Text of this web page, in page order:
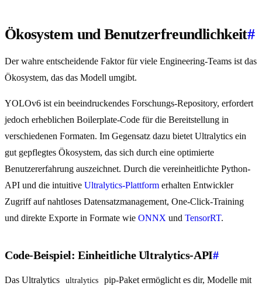
Ökosystem und Benutzerfreundlichkeit#
Der wahre entscheidende Faktor für viele Engineering-Teams ist das
Ökosystem, das das Modell umgibt.
YOLOv6 ist ein beeindruckendes Forschungs-Repository, erfordert
jedoch erheblichen Boilerplate-Code für die Bereitstellung in
verschiedenen Formaten. Im Gegensatz dazu bietet Ultralytics ein
gut gepflegtes Ökosystem, das sich durch eine optimierte
Benutzererfahrung auszeichnet. Durch die vereinheitlichte Python-
API und die intuitive Ultralytics-Plattform erhalten Entwickler
Zugriff auf nahtloses Datensatzmanagement, One-Click-Training
und direkte Exporte in Formate wie ONNX und TensorRT.
Code-Beispiel: Einheitliche Ultralytics-API#
Das Ultralytics ultralytics
pip-Paket ermöglicht es dir, Modelle mit